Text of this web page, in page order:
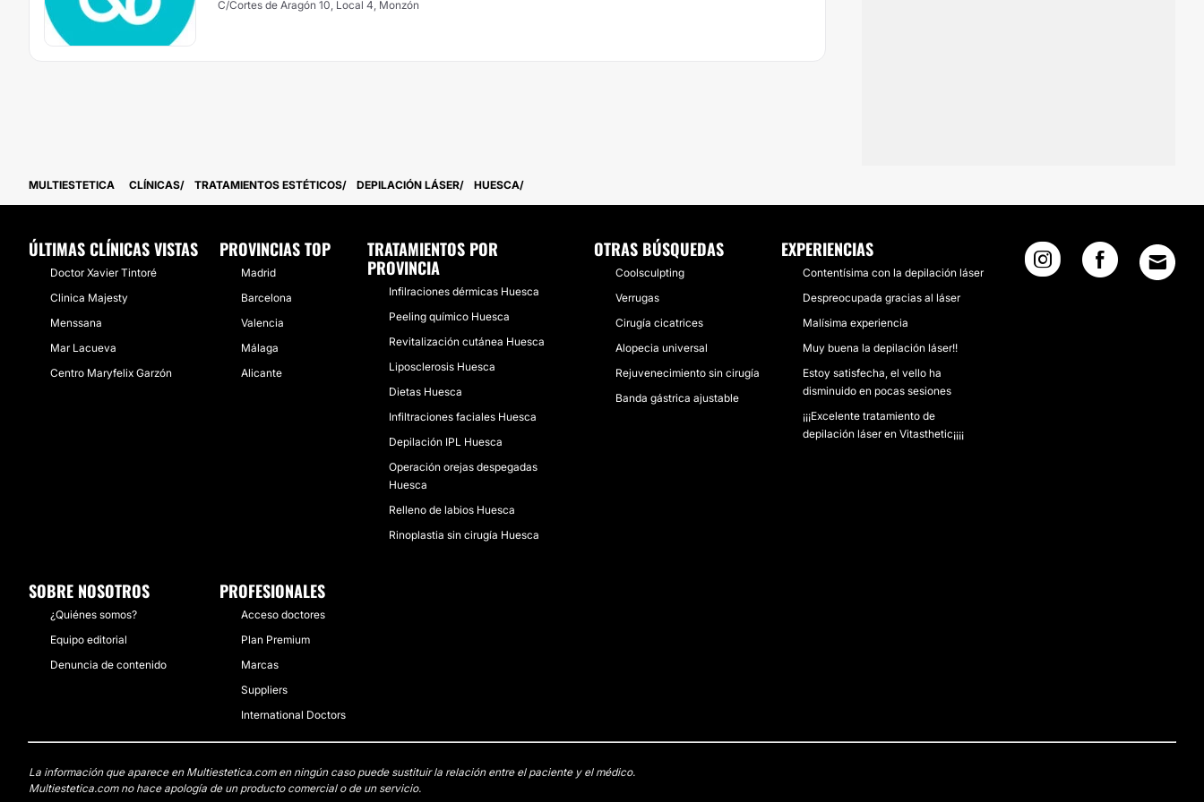
C/Cortes de Aragón 10, Local 4, Monzón
MULTIESTETICA CLÍNICAS TRATAMIENTOS ESTÉTICOS DEPILACIÓN LÁSER HUESCA
ÚLTIMAS CLÍNICAS VISTAS
Doctor Xavier Tintoré
Clinica Majesty
Menssana
Mar Lacueva
Centro Maryfelix Garzón
PROVINCIAS TOP
Madrid
Barcelona
Valencia
Málaga
Alicante
TRATAMIENTOS POR
PROVINCIA
Infilraciones dérmicas Huesca
Peeling químico Huesca
Revitalización cutánea Huesca
Liposclerosis Huesca
Dietas Huesca
Infiltraciones faciales Huesca
Depilación IPL Huesca
Operación orejas despegadas
Huesca
Relleno de labios Huesca
Rinoplastia sin cirugía Huesca
OTRAS BÚSQUEDAS
Coolsculpting
Verrugas
Cirugía cicatrices
Alopecia universal
Rejuvenecimiento sin cirugía
Banda gástrica ajustable
EXPERIENCIAS
Contentísima con la depilación láser
Despreocupada gracias al láser
Malísima experiencia
Muy buena la depilación láser!!
Estoy satisfecha, el vello ha
disminuido en pocas sesiones
¡¡¡Excelente tratamiento de
depilación láser en Vitasthetic¡¡¡¡
SOBRE NOSOTROS
¿Quiénes somos?
Equipo editorial
Denuncia de contenido
PROFESIONALES
Acceso doctores
Plan Premium
Marcas
Suppliers
International Doctors
La información que aparece en Multiestetica.com en ningún caso puede sustituir la relación entre el paciente y el médico.
Multiestetica.com no hace apología de un producto comercial o de un servicio.